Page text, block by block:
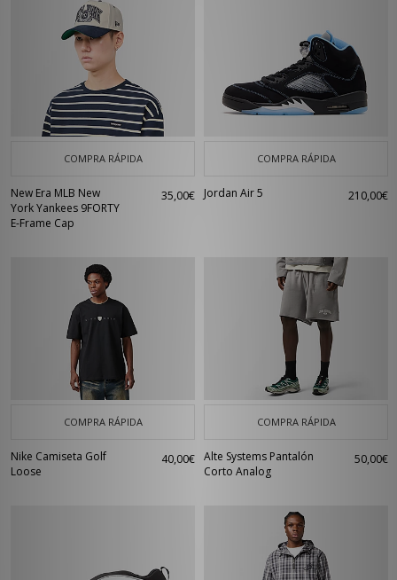
COMPRA RÁPIDA
New Era MLB New
York Yankees 9FORTY
E-Frame Cap
35,00€
COMPRA RÁPIDA
Jordan Air 5 210,00€
COMPRA RÁPIDA
Nike Camiseta Golf
Loose
40,00€
COMPRA RÁPIDA
Alte Systems Pantalón
Corto Analog
50,00€